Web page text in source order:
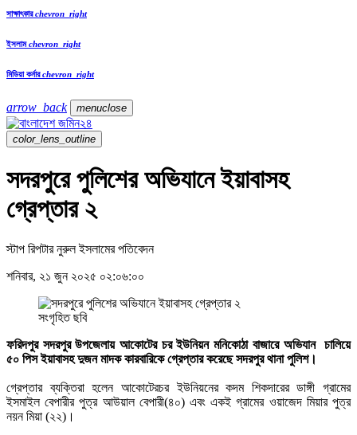
সাক্ষাৎকারchevron_right
ইসলামchevron_right
মিডিয়া কর্নারchevron_right
arrow_back menuclose
color_lens_outline
সদরপুরে পুলিশের অভিযানে ইয়াবাসহ
গ্রেপ্তার ২
স্টাপ রিপটার নুরুল ইসলামের পতিবেদন
শনিবার, ২১ জুন ২০২৫ ০২:০৬:০০
সংগৃহিত ছবি
ফরিদপুর সদরপুর উপজেলায় আকোটের চর ইউনিয়ন মনিকোঠা বাজারে অভিযান চালিয়ে
৫০ পিস ইয়াবাসহ দুজন মাদক কারবারিকে গ্রেপ্তার করেছে সদরপুর থানা পুলিশ।
গ্রেপ্তার ব্যক্তিরা হলেন আকোটেরচর ইউনিয়নের কদম শিকদারের ডাঙ্গী গ্রামের
ইসমাইল বেপারীর পুত্র আউয়াল বেপারী(৪০) এবং একই গ্রামের ওয়াজেদ মিয়ার পুত্র
নয়ন মিয়া (২২)।